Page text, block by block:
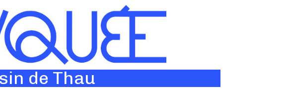
de Thau